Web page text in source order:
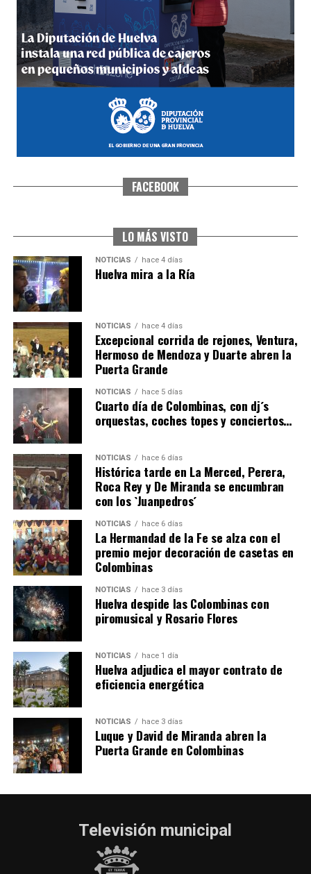
5º DÍA DE LAS FIESTAS COLOMBINAS 2026
hace 4 días·Huelvatv
CUARTA CORRIDA DE LAS FIESTAS COLOMBINAS
4º DÍA DE LAS FIESTAS COLOMBINAS 2026
hace 5 días Huelvatv
SEXTA CORRIDA DE LAS FIESTAS COLOMBINAS
2026
hace 3 días· Huelvatv
FACEBOOK
LO MÁS VISTO
NOTICIAS hace 4 días
Huelva mira a la Ría
NOTICIAS hace 4 días
Excepcional corrida de rejones, Ventura,
Hermoso de Mendoza y Duarte abren la
Puerta Grande
NOTICIAS hace 5 días
Cuarto día de Colombinas, con dj´s
orquestas, coches topes y conciertos…
NOTICIAS hace 6 días
Histórica tarde en La Merced, Perera,
Roca Rey y De Miranda se encumbran
con los `Juanpedros´
NOTICIAS hace 6 días
La Hermandad de la Fe se alza con el
premio mejor decoración de casetas en
Colombinas
NOTICIAS hace 3 días
Huelva despide las Colombinas con
piromusical y Rosario Flores
NOTICIAS hace 1 día
Huelva adjudica el mayor contrato de
eficiencia energética
NOTICIAS hace 3 días
Luque y David de Miranda abren la
Puerta Grande en Colombinas
Televisión municipal